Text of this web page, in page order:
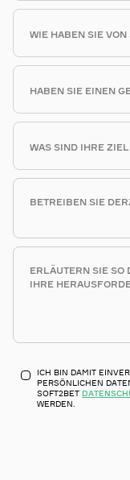
ICH BIN DAMIT
PERSÖNLICHEN
SOFT2BET
WERDEN.